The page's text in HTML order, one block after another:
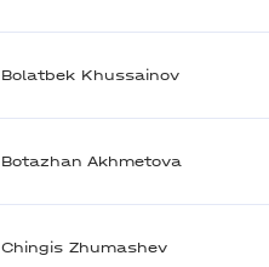
Bolatbek Khussainov
Botazhan Akhmetova
Chingis Zhumashev